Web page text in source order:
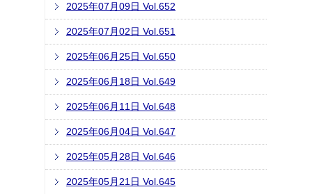
2025年07月09日 Vol.652
2025年07月02日 Vol.651
2025年06月25日 Vol.650
2025年06月18日 Vol.649
2025年06月11日 Vol.648
2025年06月04日 Vol.647
2025年05月28日 Vol.646
2025年05月21日 Vol.645